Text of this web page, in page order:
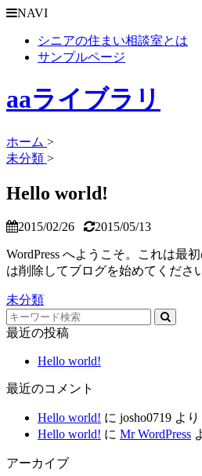
NAVI
シニアの住まい相談室とは
サンプルページ
aaライブラリ
ホーム >
未分類 >
Hello world!
2015/02/26 2015/05/13
WordPress へようこそ。これは最
は削除してブログを始めてくださ
未分類
最近の投稿
Hello world!
最近のコメント
Hello world! に josho0719 より
Hello world! に Mr WordPress
アーカイブ